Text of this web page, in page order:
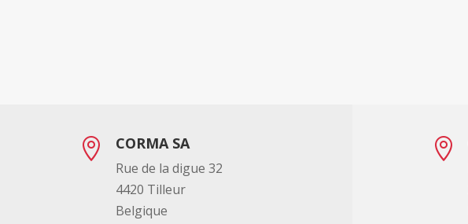
 CORMA SA
Rue de la digue 32
4420 Tilleur
Belgique
